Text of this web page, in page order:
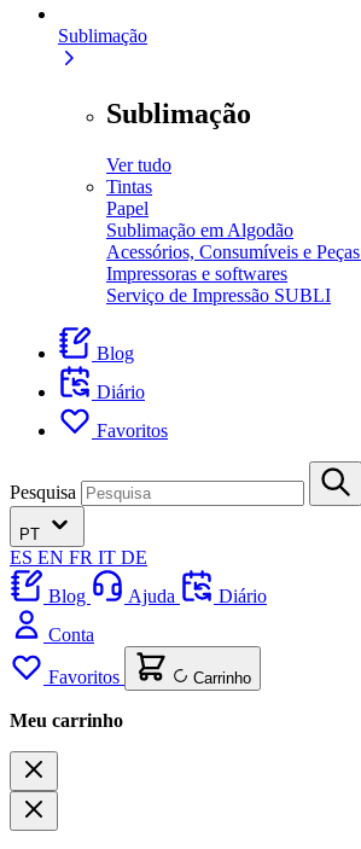
Sublimação
Sublimação
Ver tudo
Tintas
Papel
Sublimação em Algodão
Acessórios, Consumíveis e
Impressoras e softwares
Serviço de Impressão SUBLI
Blog
Diário
Favoritos
Pesquisa
PT
ES EN FR IT DE
Blog
Ajuda
Diário
Conta
Favoritos Carrinho
Meu carrinho